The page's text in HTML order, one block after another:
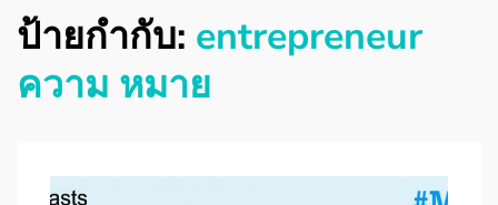
ป้ายกำกับ: entrepreneur
ความ หมาย